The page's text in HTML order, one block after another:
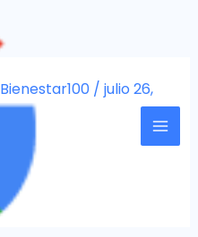
Bienestar100 / julio 26,